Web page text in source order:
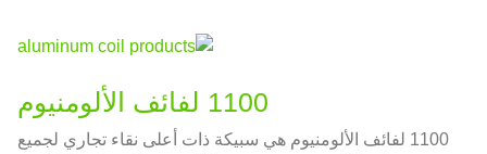
1100 لفائف الألومنيوم
1100 لفائف الألومنيوم هي سبيكة ذات أعلى نقاء تجاري لجميع